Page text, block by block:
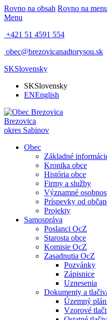
Rovno na obsah Rovno na menu
Menu
+421 51 4591 554
obec@brezovicanadtorysou.sk
SKSlovensky
SKSlovensky
ENEnglish
Brezovica
okres Sabinov
Obec
Základné
Kronika obce
História obce
Firmy a služby
Významné
Príspevky od
Projekty
Samospráva
Poslanci OcZ
Starosta obce
Komisie OcZ
Zasadnutia OcZ
Pozvánky
Zápisnice
Uznesenia
Dokumenty a
Územný
Vzorové